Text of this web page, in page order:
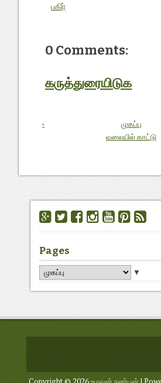
பகிர்
0 Comments:
கருத்துரையிடுக
‹
முகப்பு
வலையில் காட்டு
Pages
▼